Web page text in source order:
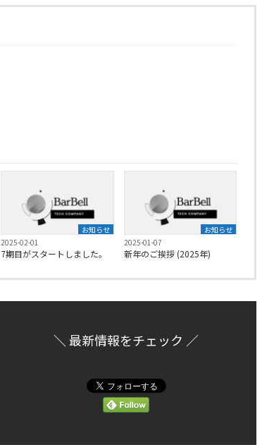
お知らせ
2025-02-01
7期目がスタートしました。
お知らせ
2025-01-07
新年のご挨拶 (2025年)
＼ 最新情報をチェック ／